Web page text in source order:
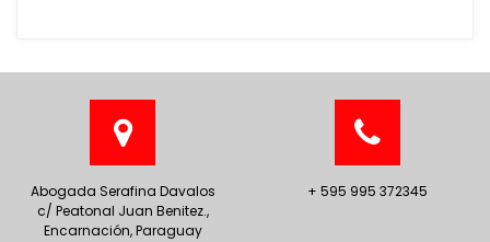
Abogada Serafina Davalos
c/ Peatonal Juan Benitez.,
Encarnación, Paraguay
+ 595 995 372345